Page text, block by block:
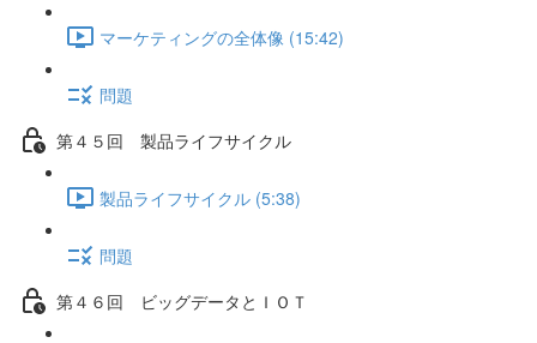
マーケティングの全体像 (15:42)
問題
第４５回 製品ライフサイクル
製品ライフサイクル (5:38)
問題
第４６回 ビッグデータとＩＯＴ